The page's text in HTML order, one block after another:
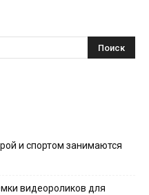
и спортом занимаются
видеороликов для